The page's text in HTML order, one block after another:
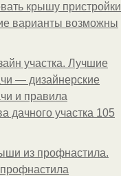
крышу пристройки
варианты возможны
участка. Лучшие
— дизайнерские
и правила
дачного участка 105
из профнастила.